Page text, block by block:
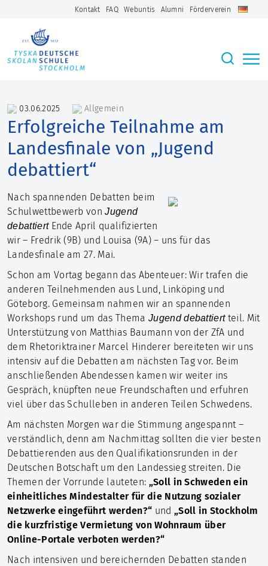
Kontakt FAQ Webuntis Alumni Förderverein
03.06.2025 Allgemein
Erfolgreiche Teilnahme am
Landesfinale von „Jugend
debattiert“
Nach spannenden Debatten beim
Schulwettbewerb vonJugend
debattiertEnde April qualifizierten
wir – Fredrik (9B) und Louisa (9A) – uns für das
Landesfinale am 27. Mai.
Schon am Vortag begann das Abenteuer: Wir trafen die
anderen Teilnehmenden aus Lund, Linköping und
Göteborg. Gemeinsam nahmen wir an spannenden
Workshops rund um das Thema Jugend debattiertteil. Mit
Unterstützung von Matthias Baumann von der ZfA und
dem Rhetoriktrainer Marcel Hinderer bereiteten wir uns
intensiv auf die Debatten am nächsten Tag vor. Beim
anschließenden Abendessen kamen wir weiter ins
Gespräch, knüpften neue Freundschaften und erfuhren
viel über das Schulleben in anderen Teilen Schwedens.
Am nächsten Morgen war die Stimmung angespannt –
verständlich, denn am Nachmittag sollten die vier besten
Debattierenden aus den Qualifikationsrunden in der
Deutschen Botschaft um den Landessieg streiten. Die
Themen der Vorrunde lauteten: „Soll in Schweden ein
einheitliches Mindestalter für die Nutzung sozialer
Netzwerke eingeführt werden?“ und „Soll in Stockholm
die kurzfristige Vermietung von Wohnraum über
Online-Portale verboten werden?“
Nach intensiven und bereichernden Debatten standen